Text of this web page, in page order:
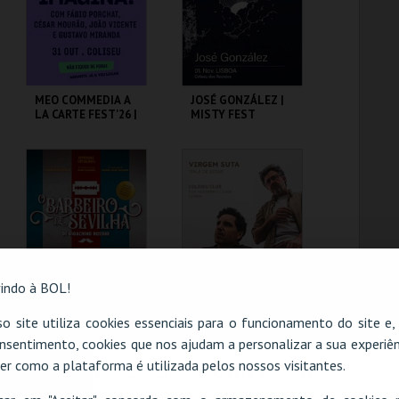
à BOL!
site utiliza cookies essenciais para o funcionamento do site
cookies que nos ajudam a personalizar a sua
como a plataforma é utilizada pelos nossos visitantes.
COMPRAR COMPRAR
MEO COMMEDIA A
LA CARTE FEST'26 |
MAIS INFO
COMPRAR
JOSÉ GONZÁLEZ |
MISTY FEST
MAIS INFO
COMPRAR
O BARBEIRO DE
SEVILHA | ÓPERA
DE GIOACHINO
ROSSINI
COLISEU DE LISBOA
VIRGEM SUTA |
SALA DE ESTAR
COLISEU DE LISBOA
O evento escolhido não está disponível